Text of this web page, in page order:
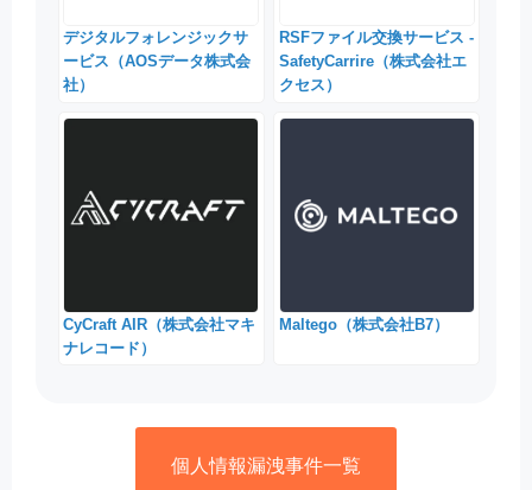
デジタルフォレンジックサ
ービス（AOSデータ株式会
社）
RSFファイル交換サービス -
SafetyCarrire（株式会社エ
クセス）
CyCraft AIR（株式会社マキ
ナレコード）
Maltego（株式会社B7）
個人情報漏洩事件一覧